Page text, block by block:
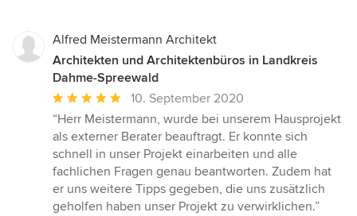
Alfred Meistermann Architekt
Architekten und Architektenbüros in Landkreis
Dahme-Spreewald
Durchschnittliche
Bewertung:
5
von
5
Sternen
10. September 2020
“Herr Meistermann, wurde bei unserem Hausprojekt
als externer Berater beauftragt. Er konnte sich
schnell in unser Projekt einarbeiten und alle
fachlichen Fragen genau beantworten. Zudem hat
er uns weitere Tipps gegeben, die uns zusätzlich
geholfen haben unser Projekt zu verwirklichen.”